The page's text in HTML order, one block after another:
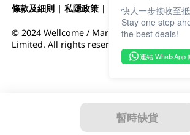
暫時缺貨
條款及細則 |私隱政策 | DFI零售集團
© 2024 Wellcome / Market Place. The
Limited. All rights reserved.
快人一步接收至抵
Stay one step
the best deals!
連結 WhatsApp